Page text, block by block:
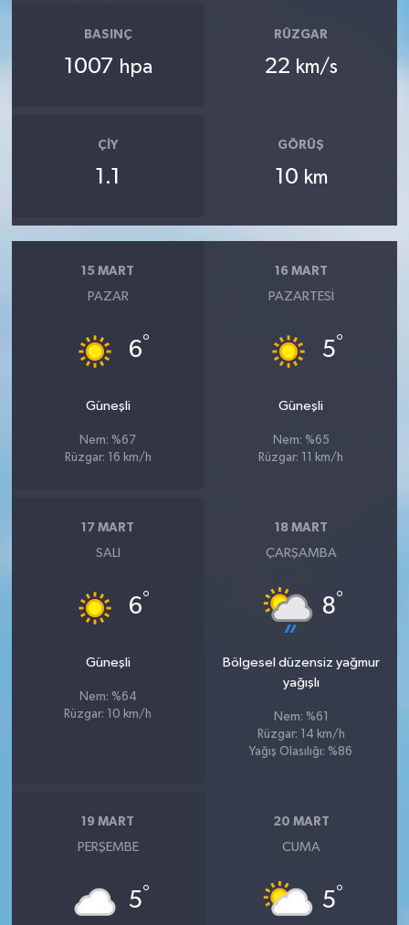
BASINÇ
1007 hpa
RÜZGAR
22 km/s
ÇIY
1.1
GÖRÜŞ
10 km
15 MART
PAZAR
6°
Güneşli
Nem: %67
Rüzgar: 16 km/h
16 MART
PAZARTESI
5°
Güneşli
Nem: %65
Rüzgar: 11 km/h
17 MART
SALI
6°
Güneşli
Nem: %64
Rüzgar: 10 km/h
18 MART
ÇARŞAMBA
8°
Bölgesel düzensiz yağmur
yağışlı
Nem: %61
Rüzgar: 14 km/h
Yağış Olasılığı: %86
19 MART
PERŞEMBE
5°
20 MART
CUMA
5°